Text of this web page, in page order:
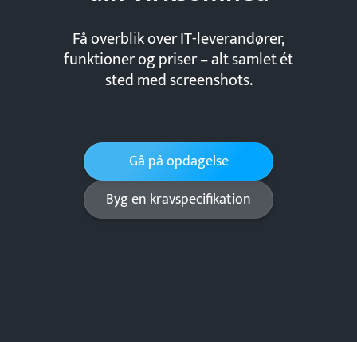
Få overblik over IT-leverandører,
funktioner og priser – alt samlet ét
sted med screenshots.
Gå på opdagelse
Byg en kravspecifikation